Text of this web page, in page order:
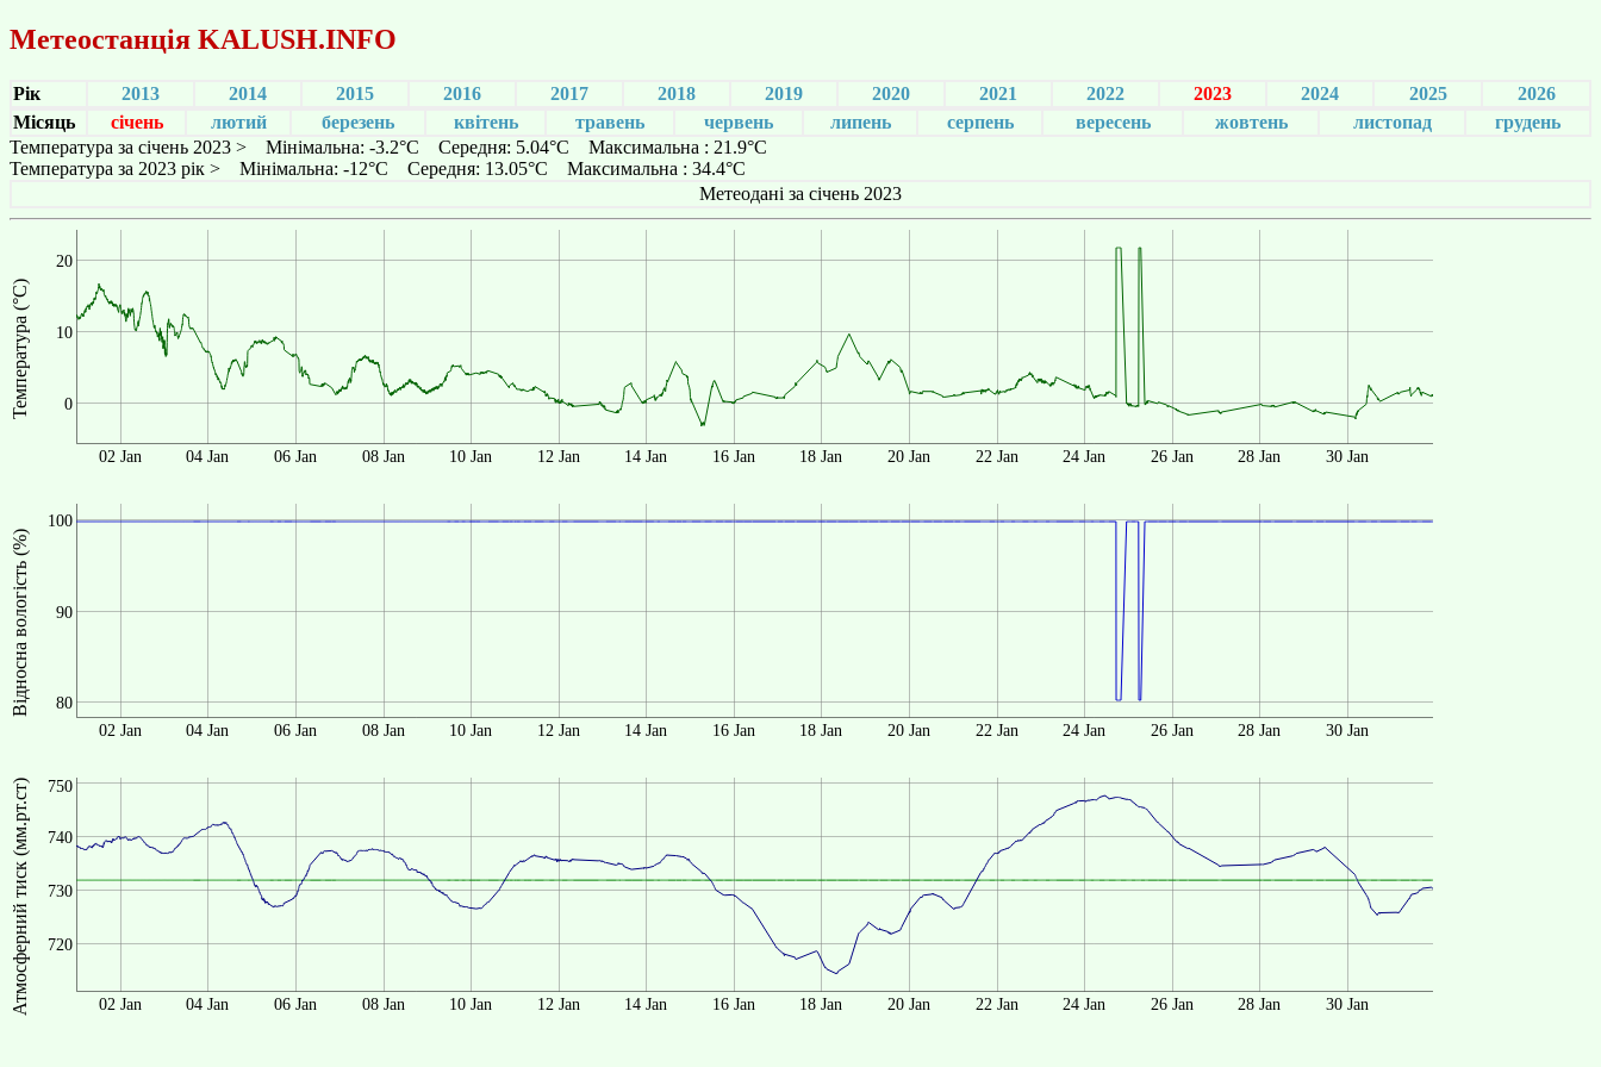
Метеостанція KALUSH.INFO
Рік 2013 2014 2015 2016 2017 2018 2019 2020 2021 2022 2023 2024 2025
2026
Місяць
січень лютий березень квітень травень червень липень серпень вересень жовтень листопад
грудень
Температура за січень 2023 > Мінімальна: -3.2°C Середня: 5.04°C Максимальна : 21.9°C
Температура за 2023 рік > Мінімальна: -12°C Середня: 13.05°C Максимальна : 34.4°C
Метеодані за січень 2023
Температура (°C) 0
10
20
02 Jan 04 Jan 06 Jan 08 Jan 10 Jan 12 Jan 14 Jan 16 Jan 18 Jan 20 Jan 22 Jan 24 Jan 26 Jan 28 Jan 30 Jan
Відносна вологість (%) 80
90
100
02 Jan 04 Jan 06 Jan 08 Jan 10 Jan 12 Jan 14 Jan 16 Jan 18 Jan 20 Jan 22 Jan 24 Jan 26 Jan 28 Jan 30 Jan
Атмосферний тиск (мм.рт.ст) 720
730
740
750
02 Jan 04 Jan 06 Jan 08 Jan 10 Jan 12 Jan 14 Jan 16 Jan 18 Jan 20 Jan 22 Jan 24 Jan 26 Jan 28 Jan 30 Jan